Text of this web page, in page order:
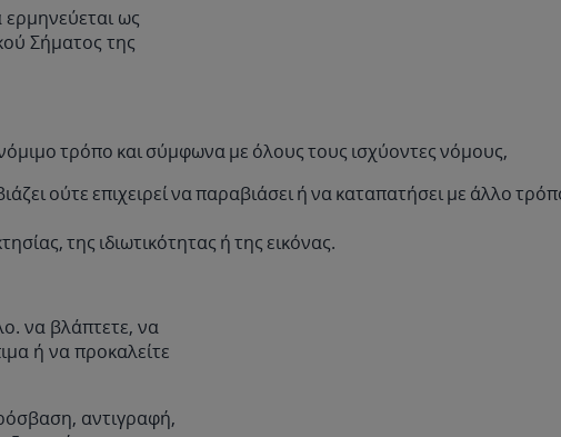
ως
Σήματος της
τρόπο και σύμφωνα με όλους τους ισχύοντες νόμους,
ούτε επιχειρεί να παραβιάσει ή να καταπατήσει με άλλο
της ιδιωτικότητας ή της εικόνας.
να βλάπτετε, να
ή να προκαλείτε
αντιγραφή,